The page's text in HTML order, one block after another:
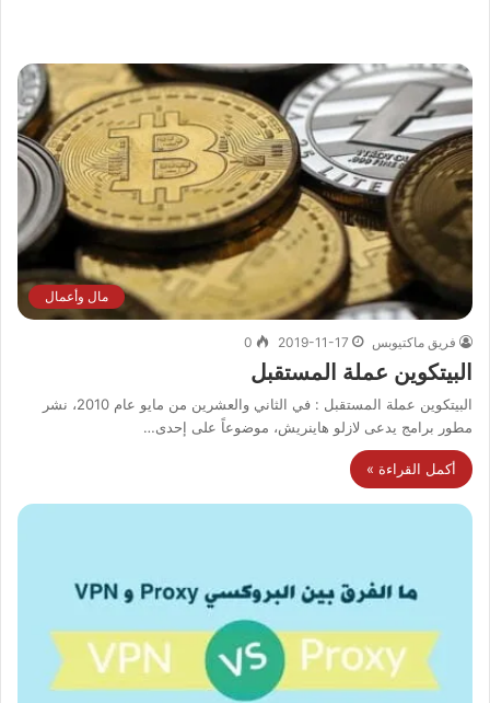
مال وأعمال
فريق ماكتيوبس 2019-11-17
0
البيتكوين عملة المستقبل
البيتكوين عملة المستقبل : في الثاني والعشرين من مايو عام 2010، نشر
مطور برامج يدعى لازلو هاينريش، موضوعاً على إحدى…
أكمل القراءة »